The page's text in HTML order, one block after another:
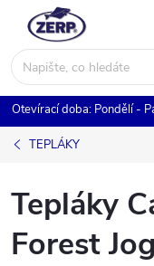
obsah
Otevírací doba: Pondělí -
TEPLÁKY
Tepláky
Forest